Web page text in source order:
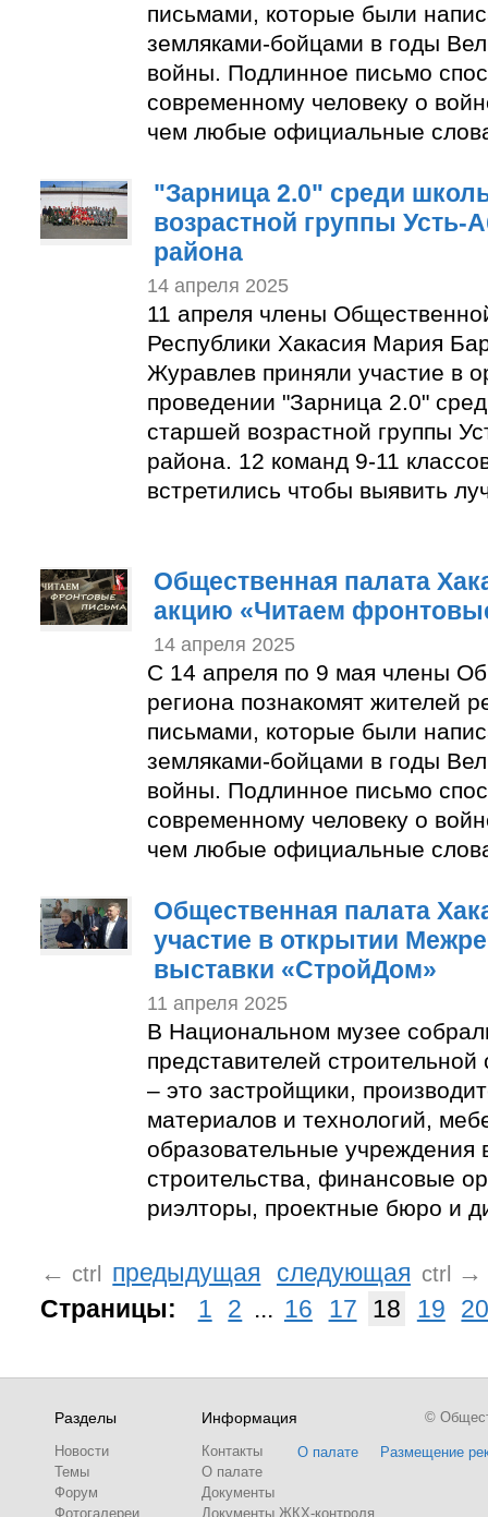
письмами, которые были
земляками-бойцами в годы
войны. Подлинное письмо
современному человеку о
чем любые официальные
"Зарница 2.0" среди
возрастной группы Усть-
района
14 апреля 2025
11 апреля члены
Республики Хакасия Мария
Журавлев приняли участие в
проведении "Зарница 2.0"
старшей возрастной группы
района. 12 команд 9-11
встретились чтобы выявить
Общественная палата
акцию «Читаем
14 апреля 2025
С 14 апреля по 9 мая члены
региона познакомят жителей
письмами, которые были
земляками-бойцами в годы
войны. Подлинное письмо
современному человеку о
чем любые официальные
Общественная палата
участие в открытии
выставки «СтройДом»
11 апреля 2025
В Национальном музее
представителей строительной
– это застройщики,
материалов и технологий,
образовательные учреждения
строительства, финансовые
риэлторы, проектные бюро и
← ctrl предыдущая следующая ctrl
→
Страницы:
1 2 ... 16 17 18 19
Разделы
Новости
Темы
Форум
Фотогалереи
Информация
Контакты
О палате
Документы
Документы ЖКХ-контроля
О палате Размещение
©